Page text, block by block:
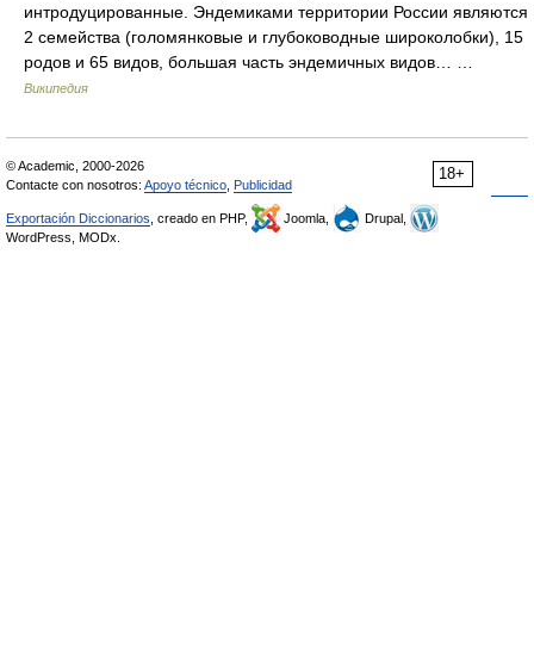
интродуцированные. Эндемиками территории России являются
2 семейства (голомянковые и глубоководные широколобки), 15
родов и 65 видов, большая часть эндемичных видов… …
Википедия
18+
© Academic, 2000-2026
Contacte con nosotros: Apoyo técnico Publicidad
Exportación Diccionarios , creado en PHP, Joomla,
Drupal,
WordPress, MODx.